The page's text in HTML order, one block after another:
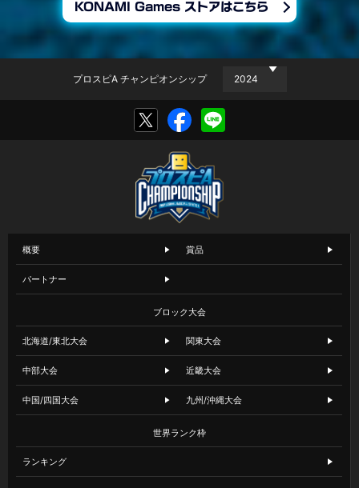
KONAMI Games ストアはこちら
プロスピA チャンピオンシップ
概要 賞品
パートナー
ブロック大会
北海道/東北大会 関東大会
中部大会 近畿大会
中国/四国大会 九州/沖縄大会
世界ランク枠
ランキング